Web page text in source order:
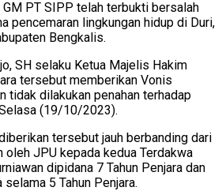
PT SIPP telah terbukti bersalah
pencemaran lingkungan hidup di Duri,
Bengkalis.
SH selaku Ketua Majelis Hakim
tersebut memberikan Vonis
tidak dilakukan penahan terhadap
(19/10/2023).
tersebut jauh berbanding dari
oleh JPU kepada kedua Terdakwa
dipidana 7 Tahun Penjara dan
5 Tahun Penjara.